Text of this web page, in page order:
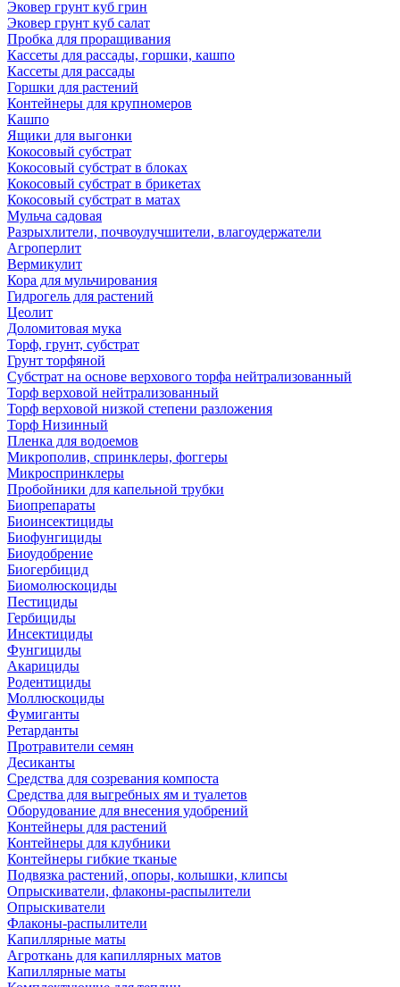
Эковер грунт куб грин
Эковер грунт куб салат
Пробка для проращивания
Кассеты для рассады, горшки, кашпо
Кассеты для рассады
Горшки для растений
Контейнеры для крупномеров
Кашпо
Ящики для выгонки
Кокосовый субстрат
Кокосовый субстрат в блоках
Кокосовый субстрат в брикетах
Кокосовый субстрат в матах
Мульча садовая
Разрыхлители, почвоулучшители, влагоудержатели
Агроперлит
Вермикулит
Кора для мульчирования
Гидрогель для растений
Цеолит
Доломитовая мука
Торф, грунт, субстрат
Грунт торфяной
Субстрат на основе верхового торфа нейтрализованный
Торф верховой нейтрализованный
Торф верховой низкой степени разложения
Торф Низинный
Пленка для водоемов
Микрополив, спринклеры, фоггеры
Микроспринклеры
Пробойники для капельной трубки
Биопрепараты
Биоинсектициды
Биофунгициды
Биоудобрение
Биогербицид
Биомолюскоциды
Пестициды
Гербициды
Инсектициды
Фунгициды
Акарициды
Родентициды
Моллюскоциды
Фумиганты
Ретарданты
Протравители семян
Десиканты
Средства для созревания компоста
Средства для выгребных ям и туалетов
Оборудование для внесения удобрений
Контейнеры для растений
Контейнеры для клубники
Контейнеры гибкие тканые
Подвязка растений, опоры, колышки, клипсы
Опрыскиватели, флаконы-распылители
Опрыскиватели
Флаконы-распылители
Капиллярные маты
Агроткань для капиллярных матов
Капиллярные маты